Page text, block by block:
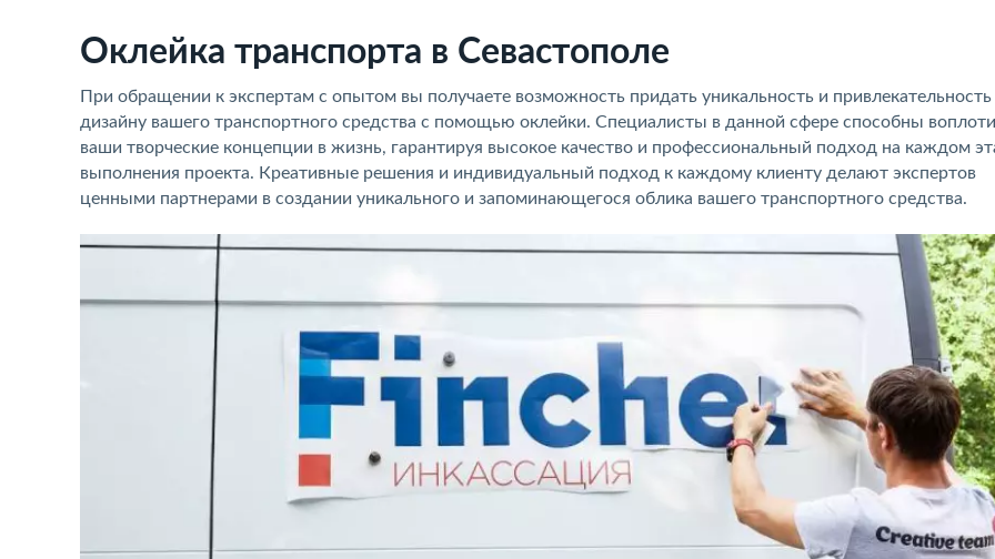
Оклейка транспорта в Севастополе
При обращении к экспертам с опытом вы получаете возможность придать уникальность и привлекательность
дизайну вашего транспортного средства с помощью оклейки. Специалисты в данной сфере способны
ваши творческие концепции в жизнь, гарантируя высокое качество и профессиональный подход на каждом
выполнения проекта. Креативные решения и индивидуальный подход к каждому клиенту делают экспертов
ценными партнерами в создании уникального и запоминающегося облика вашего транспортного средства.